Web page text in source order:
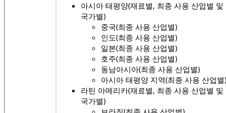
아시아 태평양(재료별, 최종 사용 산업별 및
국가별)
중국(최종 사용 산업별)
인도(최종 사용 산업별)
일본(최종 사용 산업별)
호주(최종 사용 산업별)
동남아시아(최종 사용 산업별)
아시아 태평양 지역(최종 사용 산업별)
라틴 아메리카(재료별, 최종 사용 산업별 및
국가별)